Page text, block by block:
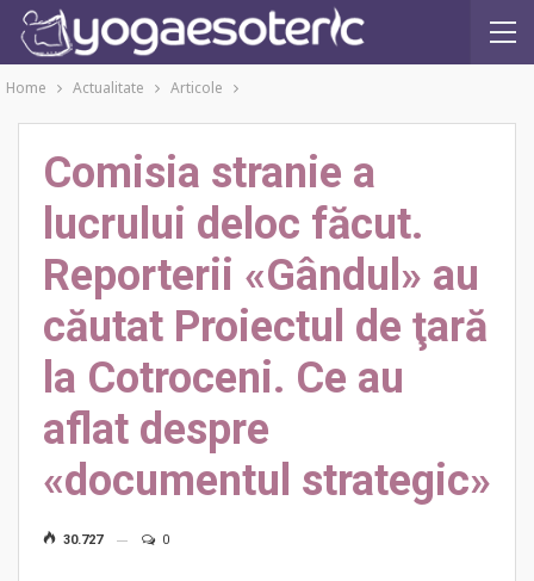
Home Actualitate Articole
Comisia stranie a
lucrului deloc făcut.
Reporterii «Gândul» au
căutat Proiectul de ţară
la Cotroceni. Ce au
aflat despre
«documentul strategic»
30.727 0